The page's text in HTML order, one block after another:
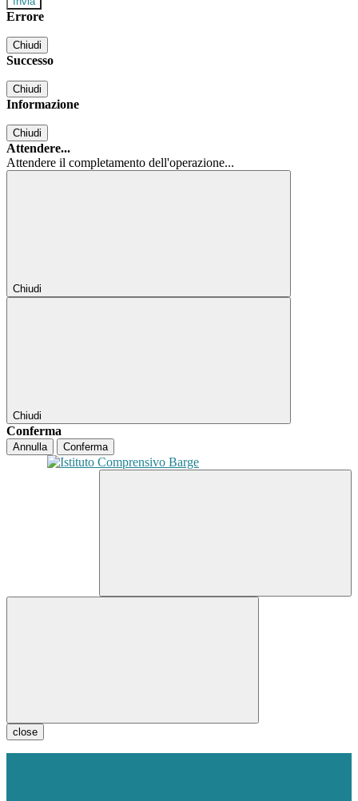
Errore
Chiudi
Successo
Chiudi
Informazione
Chiudi
Attendere...
Attendere il completamento dell'operazione...
Chiudi
Chiudi
Conferma
Annulla Conferma
close